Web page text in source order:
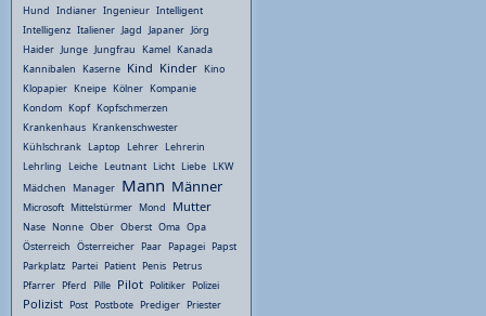
Hund Indianer Ingenieur Intelligent
Intelligenz Italiener Jagd Japaner Jörg
Haider Junge Jungfrau Kamel Kanada
Kannibalen Kaserne Kind Kinder Kino
Klopapier Kneipe Kölner Kompanie
Kondom Kopf Kopfschmerzen
Krankenhaus Krankenschwester
Kühlschrank Laptop Lehrer Lehrerin
Lehrling Leiche Leutnant Licht Liebe LKW
Mädchen Manager Mann Männer
Microsoft Mittelstürmer Mond Mutter
Nase Nonne Ober Oberst Oma Opa
Österreich Österreicher Paar Papagei Papst
Parkplatz Partei Patient Penis Petrus
Pfarrer Pferd Pille Pilot Politiker Polizei
Polizist Post Postbote Prediger Priester